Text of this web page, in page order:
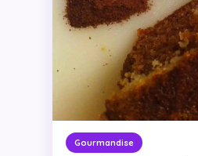
Gourmandise